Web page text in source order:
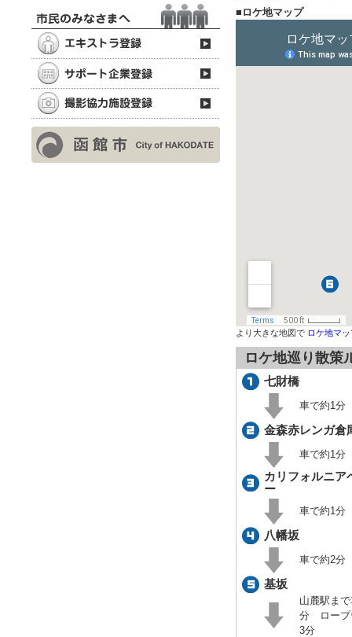
■ロケ地マップ
より大きな地図で ロケ地マ
ロケ地巡り散策
七財橋
車で約1分
金森赤レンガ倉
車で約1分
カリフォルニア
ー
車で約1分
八幡坂
車で約2分
基坂
山麓駅ま
分 ロープ
3分